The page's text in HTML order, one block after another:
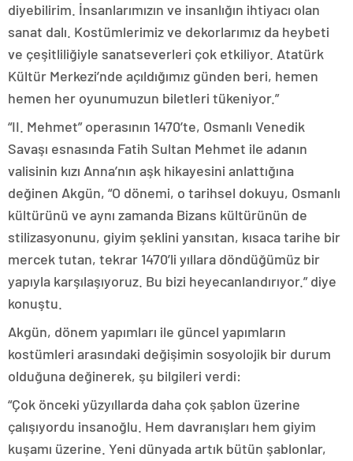
diyebilirim. İnsanlarımızın ve insanlığın ihtiyacı olan
sanat dalı. Kostümlerimiz ve dekorlarımız da heybeti
ve çeşitliliğiyle sanatseverleri çok etkiliyor. Atatürk
Kültür Merkezi’nde açıldığımız günden beri, hemen
hemen her oyunumuzun biletleri tükeniyor.”
“II. Mehmet” operasının 1470’te, Osmanlı Venedik
Savaşı esnasında Fatih Sultan Mehmet ile adanın
valisinin kızı Anna’nın aşk hikayesini anlattığına
değinen Akgün, “O dönemi, o tarihsel dokuyu, Osmanlı
kültürünü ve aynı zamanda Bizans kültürünün de
stilizasyonunu, giyim şeklini yansıtan, kısaca tarihe bir
mercek tutan, tekrar 1470’li yıllara döndüğümüz bir
yapıyla karşılaşıyoruz. Bu bizi heyecanlandırıyor.” diye
konuştu.
Akgün, dönem yapımları ile güncel yapımların
kostümleri arasındaki değişimin sosyolojik bir durum
olduğuna değinerek, şu bilgileri verdi:
“Çok önceki yüzyıllarda daha çok şablon üzerine
çalışıyordu insanoğlu. Hem davranışları hem giyim
kuşamı üzerine. Yeni dünyada artık bütün şablonlar,